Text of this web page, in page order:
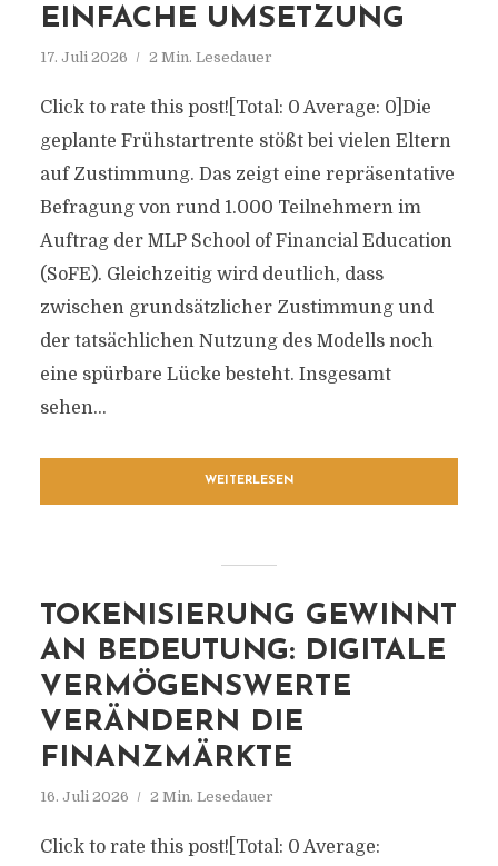
EINFACHE UMSETZUNG
17. Juli 2026 2 Min. Lesedauer
Click to rate this post![Total: 0 Average: 0]Die
geplante Frühstartrente stößt bei vielen Eltern
auf Zustimmung. Das zeigt eine repräsentative
Befragung von rund 1.000 Teilnehmern im
Auftrag der MLP School of Financial Education
(SoFE). Gleichzeitig wird deutlich, dass
zwischen grundsätzlicher Zustimmung und
der tatsächlichen Nutzung des Modells noch
eine spürbare Lücke besteht. Insgesamt
sehen...
WEITERLESEN
TOKENISIERUNG GEWINNT
AN BEDEUTUNG: DIGITALE
VERMÖGENSWERTE
VERÄNDERN DIE
FINANZMÄRKTE
16. Juli 2026 2 Min. Lesedauer
Click to rate this post![Total: 0 Average: